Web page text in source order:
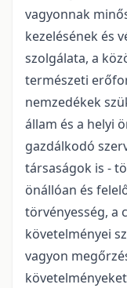
vagyonnak
kezelésének és
szolgálata, a
természeti
nemzedékek
állam és a helyi
gazdálkodó
társaságok is -
önállóan és
törvényesség, a
követelményei
vagyon